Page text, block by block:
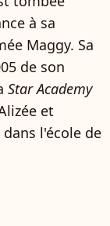
à sa
Maggy. Sa
de son
Star Academy
et
l'école de